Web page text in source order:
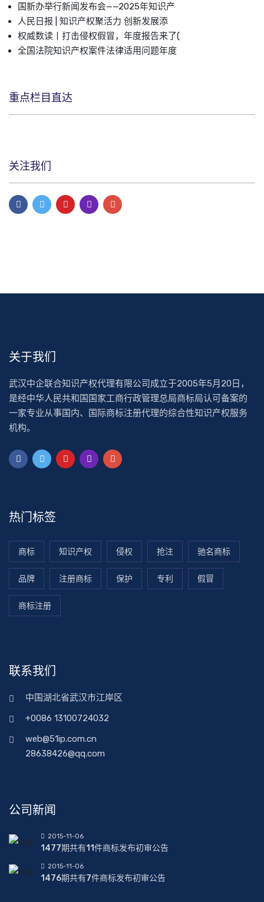
国新办举行新闻发布会——2025年知识产
人民日报 | 知识产权聚活力 创新发展添
权威数读丨打击侵权假冒，年度报告来了(
全国法院知识产权案件法律适用问题年度
重点栏目直达
关注我们
关于我们
武汉中企联合知识产权代理有限公司成立于2005年5月20日，
是经中华人民共和国国家工商行政管理总局商标局认可备案的
一家专业从事国内、国际商标注册代理的综合性知识产权服务
机构。
热门标签
商标 知识产权 侵权 抢注 驰名商标
品牌 注册商标 保护 专利 假冒
商标注册
联系我们
中国湖北省武汉市江岸区
+0086 13100724032
web@51ip.com.cn
28638426@qq.com
公司新闻
2015-11-06
1477期共有11件商标发布初审公告
2015-11-06
1476期共有7件商标发布初审公告